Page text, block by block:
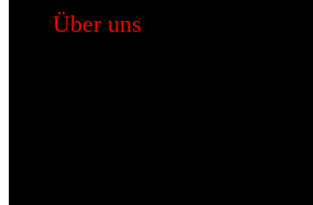
Über uns